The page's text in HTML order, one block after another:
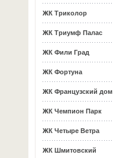
ЖК Триколор
ЖК Триумф Палас
ЖК Фили Град
ЖК Фортуна
ЖК Французский дом
ЖК Чемпион Парк
ЖК Четыре Ветра
ЖК Шмитовский